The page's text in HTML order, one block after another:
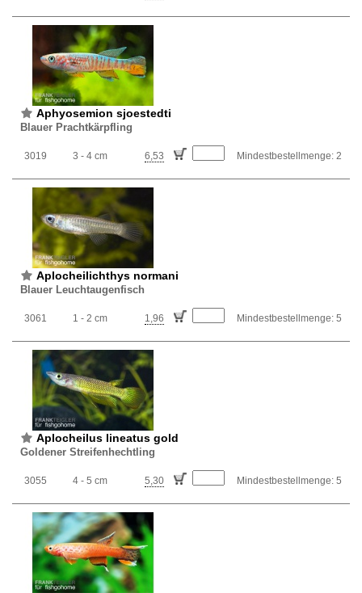
Aphyosemion sjoestedti
Blauer Prachtkärpfling
3019 3 - 4 cm 6,53 Mindestbestellmenge: 2
Aplocheilichthys normani
Blauer Leuchtaugenfisch
3061 1 - 2 cm 1,96 Mindestbestellmenge: 5
Aplocheilus lineatus gold
Goldener Streifenhechtling
3055 4 - 5 cm 5,30 Mindestbestellmenge: 5